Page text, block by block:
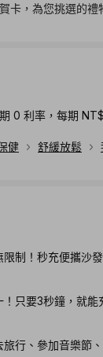
卡，為您挑選的禮
0 利率，每期
健 舒緩放鬆
制！秒充便攜沙
！只要3秒鐘，就能
旅行、參加音樂節